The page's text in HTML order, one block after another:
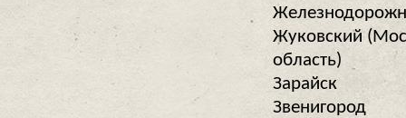
Жуковский
область)
Зарайск
Звенигород